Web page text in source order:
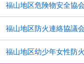
福山地区危険物安全協会
福山地区防火連絡協議会
福山地区幼少年女性防